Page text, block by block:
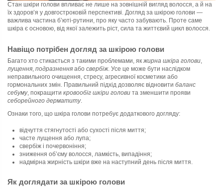
Стан шкіри голови впливає не лише на зовнішній вигляд волосся, а й на
їх здоров’я у довгостроковій перспективі. Догляд за шкірою голови —
важлива частина б’юті-рутини, про яку часто забувають. Проте саме
шкіра є основою, від якої залежить ріст, сила та життєвий цикл волосся.
Навіщо потрібен догляд за шкірою голови
Багато хто стикається з такими проблемами, як жирна шкіра голови,
лущення, подразнення або свербіж. Усе це може бути наслідком
неправильного очищення, стресу, агресивної косметики або
гормональних змін. Правильний підхід дозволяє відновити баланс
себуму, покращити кровообіг шкіри голови та зменшити прояви
себорейного дерматиту.
Ознаки того, що шкіра голови потребує додаткового догляду:
відчуття стягнутості або сухості після миття;
часте лущення або лупа;
свербіж і почервоніння;
зниження об’єму волосся, ламкість, випадіння;
надмірна жирність шкіри вже на наступний день після миття.
Як доглядати за шкірою голови